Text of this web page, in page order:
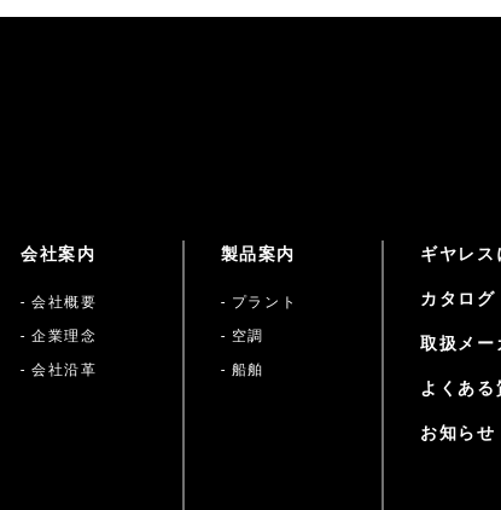
会社案内
- 会社概要
- 企業理念
- 会社沿革
製品案内
- プラント
- 空調
- 船舶
ギヤレス
カタロ
取扱メー
よくある
お知らせ